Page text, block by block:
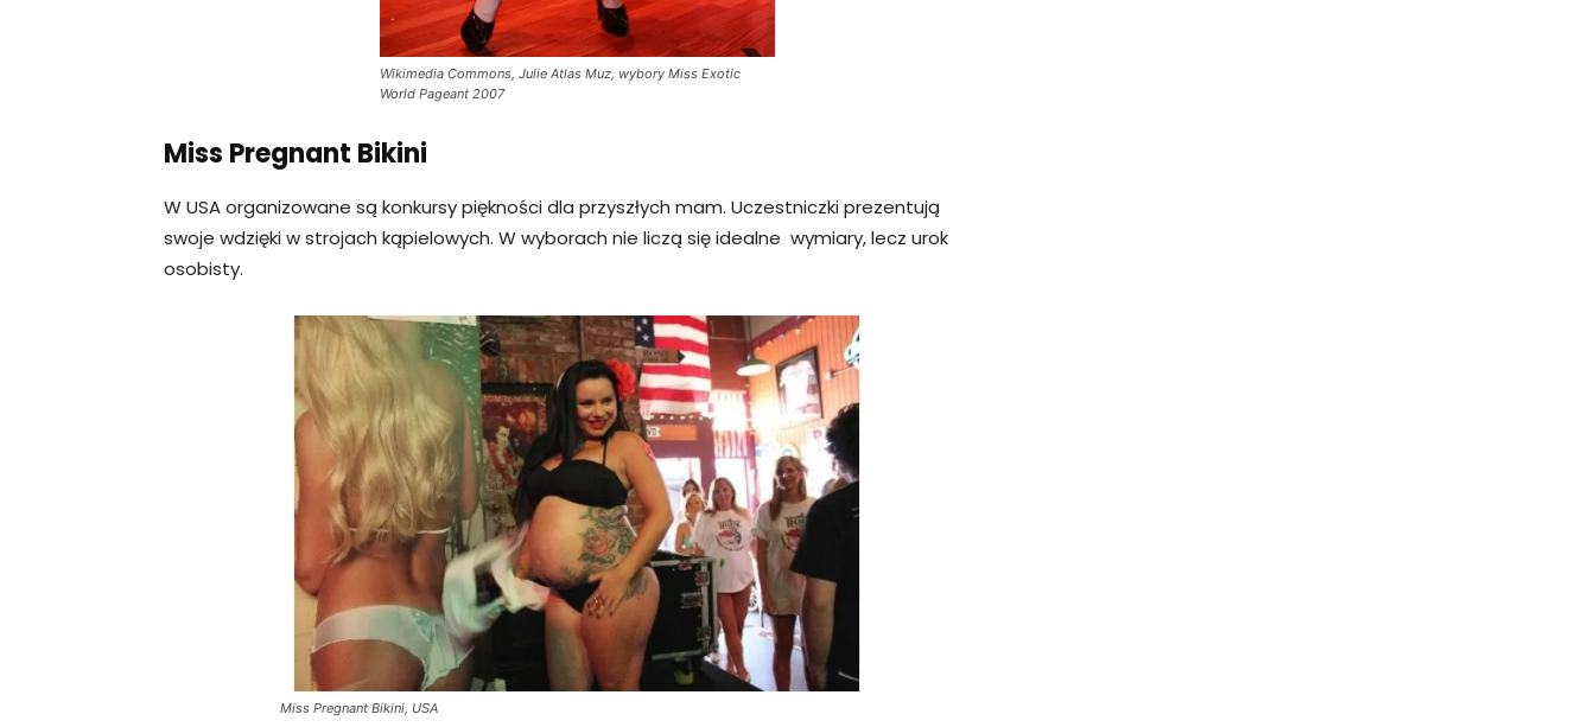
Wikimedia Commons, Julie Atlas Muz, wybory Miss Exotic
World Pageant 2007
Miss Pregnant Bikini
W USA organizowane są konkursy piękności dla przyszłych mam. Uczestniczki prezentują
swoje wdzięki w strojach kąpielowych. W wyborach nie liczą się idealne wymiary, lecz urok
osobisty.
Miss Pregnant Bikini, USA